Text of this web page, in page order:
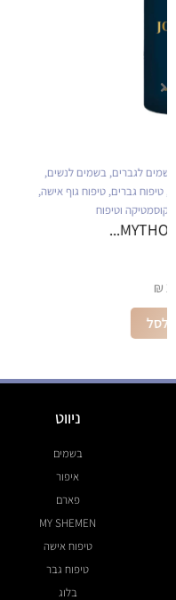
JOTEB
,
דאודורנט טיפוח גברים
ניווט
בשמים
איפור
פארם
MY SHEMEN
טיפוח אישה
טיפוח גבר
בלוג